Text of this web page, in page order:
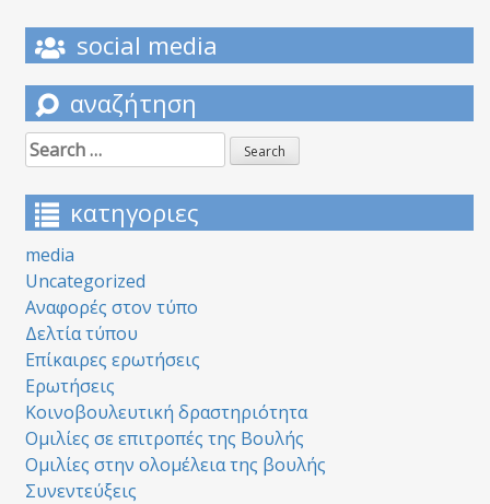
social media
αναζήτηση
Search
for:
κατηγοριες
media
Uncategorized
Αναφορές στον τύπο
Δελτία τύπου
Επίκαιρες ερωτήσεις
Ερωτήσεις
Κοινοβουλευτική δραστηριότητα
Ομιλίες σε επιτροπές της Βουλής
Ομιλίες στην ολομέλεια της βουλής
Συνεντεύξεις